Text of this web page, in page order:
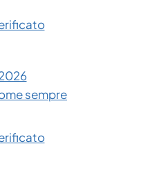
sempre